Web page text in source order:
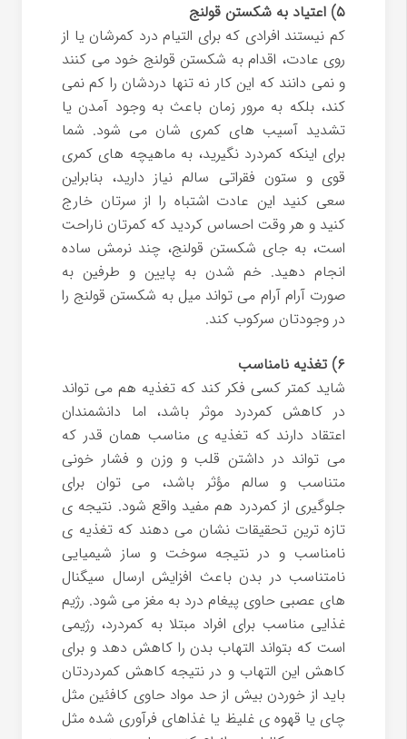
۵) اعتیاد به شکستن قولنج
کم نیستند افرادی که برای التیام درد کمرشان یا از
روی عادت، اقدام به شکستن قولنج خود می کنند
و نمی دانند که این کار نه تنها دردشان را کم نمی
کند، بلکه به مرور زمان باعث به وجود آمدن یا
تشدید آسیب های کمری شان می شود. شما
برای اینکه کمردرد نگیرید، به ماهیچه های کمری
قوی و ستون فقراتی سالم نیاز دارید، بنابراین
سعی کنید این عادت اشتباه را از سرتان خارج
کنید و هر وقت احساس کردید که کمرتان ناراحت
است، به جای شکستن قولنج، چند نرمش ساده
انجام دهید. خم شدن به پایین و طرفین به
صورت آرام آرام می تواند میل به شکستن قولنج را
در وجودتان سرکوب کند.
۶) تغذیه نامناسب
شاید کمتر کسی فکر کند که تغذیه هم می تواند
در کاهش کمردرد موثر باشد، اما دانشمندان
اعتقاد دارند که تغذیه ی مناسب همان قدر که
می تواند در داشتن قلب و وزن و فشار خونی
متناسب و سالم مؤثر باشد، می توان برای
جلوگیری از کمردرد هم مفید واقع شود. نتیجه ی
تازه ترین تحقیقات نشان می دهند که تغذیه ی
نامناسب و در نتیجه سوخت و ساز شیمیایی
نامتناسب در بدن باعث افزایش ارسال سیگنال
های عصبی حاوی پیغام درد به مغز می شود. رژیم
غذایی مناسب برای افراد مبتلا به کمردرد، رژیمی
است که بتواند التهاب بدن را کاهش دهد و برای
کاهش این التهاب و در نتیجه کاهش کمردردتان
باید از خوردن بیش از حد مواد حاوی کافئین مثل
چای یا قهوه ی غلیظ یا غذاهای فرآوری شده مثل